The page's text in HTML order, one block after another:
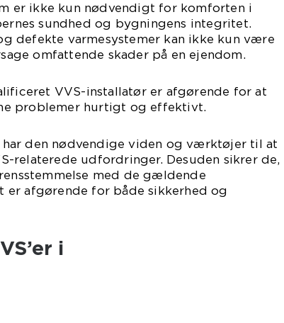
er ikke kun nødvendigt for komforten i
sundhed og bygningens integritet.
defekte varmesystemer kan ikke kun være
omfattende skader på en ejendom.
VVS-installatør er afgørende for at
problemer hurtigt og effektivt.
den nødvendige viden og værktøjer til at
relaterede udfordringer. Desuden sikrer de,
med de gældende
er afgørende for både sikkerhed og
i